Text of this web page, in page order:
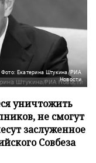
Фото: Екатерина Штукина/РИА
Новости
уничтожить
не смогут
заслуженное
Совбеза